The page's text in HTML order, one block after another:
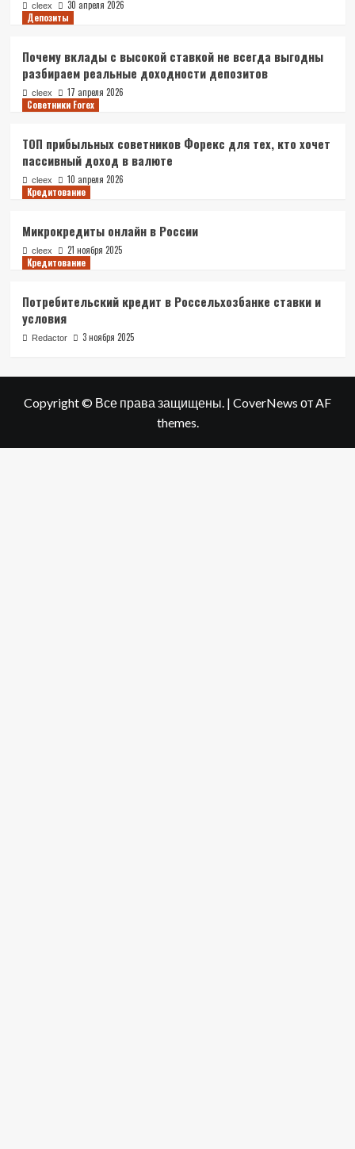
cleex
30 апреля 2026
Депозиты
Почему вклады с высокой ставкой не всегда выгодны
разбираем реальные доходности депозитов
cleex
17 апреля 2026
Советники Forex
ТОП прибыльных советников Форекс для тех, кто хочет
пассивный доход в валюте
cleex
10 апреля 2026
Кредитование
Микрокредиты онлайн в России
cleex
21 ноября 2025
Кредитование
Потребительский кредит в Россельхозбанке ставки и
условия
Redactor 3 ноября 2025
Copyright © Все права защищены. | CoverNews от AF
themes.